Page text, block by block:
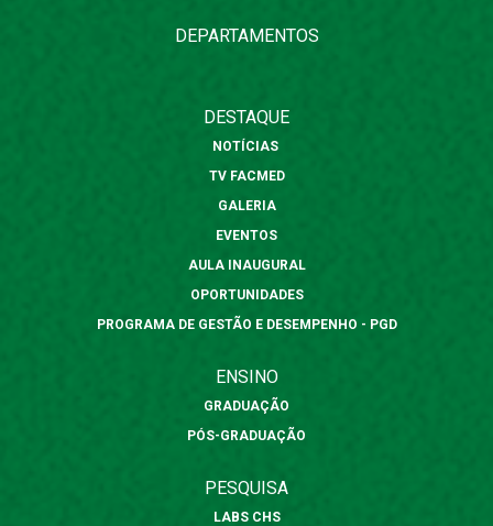
DEPARTAMENTOS
DESTAQUE
NOTÍCIAS
TV FACMED
GALERIA
EVENTOS
AULA INAUGURAL
OPORTUNIDADES
PROGRAMA DE GESTÃO E DESEMPENHO - PGD
ENSINO
GRADUAÇÃO
PÓS-GRADUAÇÃO
PESQUISA
LABS CHS